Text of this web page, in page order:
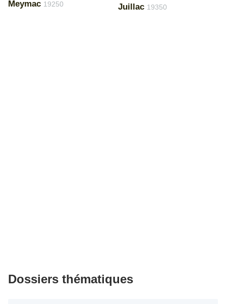
Meymac 19250 Juillac 19350
Dossiers thématiques